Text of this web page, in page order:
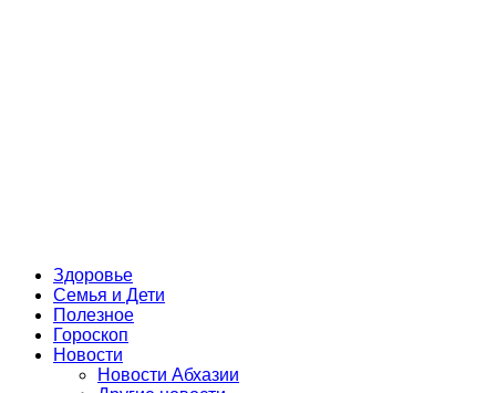
Здоровье
Семья и Дети
Полезное
Гороскоп
Новости
Новости Абхазии